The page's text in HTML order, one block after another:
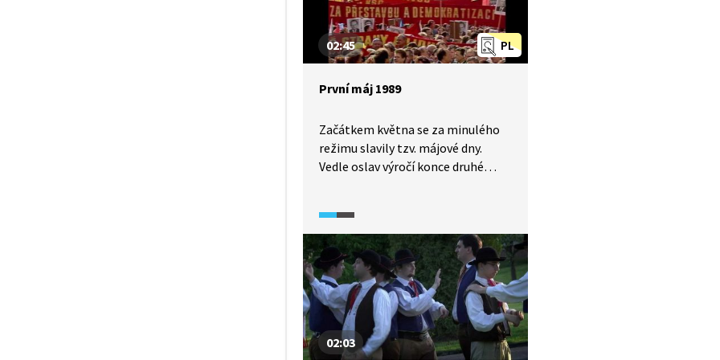
se neděje. Zhlédněte naši reportáž
a vše se dozvíte.
PL
02:45
První máj 1989
Začátkem května se za minulého
režimu slavily tzv. májové dny.
Vedle oslav výročí konce druhé
patřil k největším manifestačním
svátkům prvomájový průvod. V roce
1989 měl nejen v Praze ale i jinou
než oficiální, režimu poplatnou
tvář.
02:03